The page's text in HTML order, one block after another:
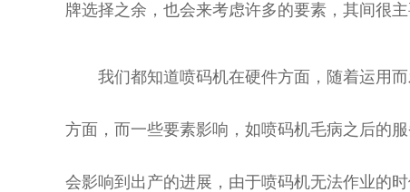
牌选择之余，也会来考虑许多的要素，其间很
我们都知道喷码机在硬件方面，随着运用而
方面，而一些要素影响，如喷码机毛病之后的
会影响到出产的进展，由于喷码机无法作业的